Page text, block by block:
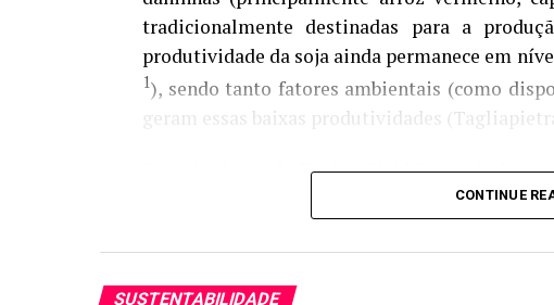
Site: Aprosoja/MS
tradicionalmente destinadas para a
produtividade da soja ainda permanece em
1), sendo tanto fatores ambientais (como
geram essas baixas produtividades
Pesquisadores da Equipe FieldCrops, da
publicaram na Agronomy Journal um estudo
em terras baixas do Rio Grande do Sul, ao
objetivo foi identificar quais práticas
produtividade entre áreas de alta e baixa
CONTINUE
SUSTENTABILIDADE